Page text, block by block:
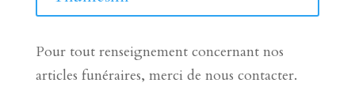
Pour tout renseignement concernant nos
articles funéraires, merci de nous contacter.